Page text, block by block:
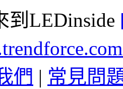
到LEDinside
們 | 常見問